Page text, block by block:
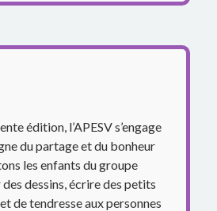
édition, l’APESV s’engage
du partage et du bonheur
les enfants du groupe
dessins, écrire des petits
de tendresse aux personnes